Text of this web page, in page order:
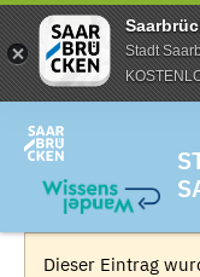
Stadt
Dieser Eintrag